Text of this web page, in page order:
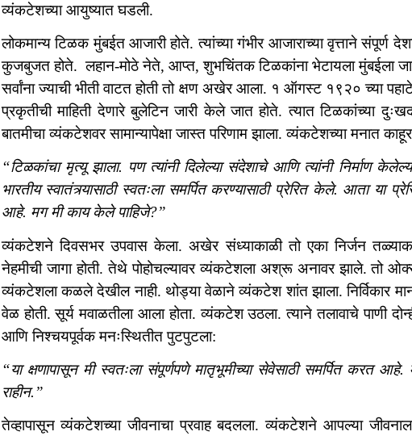
व्यंकटेशच्या आयुष्यात घडली.
लोकमान्य टिळक मुंबईत आजारी होते. त्यांच्या गंभीर आजाराच्या वृत्ताने संपूर्ण
कुजबुजत होते. लहान-मोठे नेते, आप्त, शुभचिंतक टिळकांना भेटायला मुंबईला
सर्वांना ज्याची भीती वाटत होती तो क्षण अखेर आला. १ ऑगस्ट १९२० च्या
प्रकृतीची माहिती देणारे बुलेटिन जारी केले जात होते. त्यात टिळकांच्या
बातमीचा व्यंकटेशवर सामान्यापेक्षा जास्त परिणाम झाला. व्यंकटेशच्या मनात
“टिळकांचा मृत्यू झाला. पण त्यांनी दिलेल्या संदेशाचे आणि त्यांनी निर्माण
भारतीय स्वातंत्र्यासाठी स्वतःला समर्पित करण्यासाठी प्रेरित केले. आता या
आहे. मग मी काय केले पाहिजे?”
व्यंकटेशने दिवसभर उपवास केला. अखेर संध्याकाळी तो एका निर्जन
नेहमीची जागा होती. तेथे पोहोचल्यावर व्यंकटेशला अश्रू अनावर झाले. तो
व्यंकटेशला कळले देखील नाही. थोड्या वेळाने व्यंकटेश शांत झाला. निर्विकार
वेळ होती. सूर्य मवाळतीला आला होता. व्यंकटेश उठला. त्याने तलावाचे पाणी
आणि निश्चयपूर्वक मनःस्थितीत पुटपुटला:
“या क्षणापासून मी स्वतःला संपूर्णपणे मातृभूमीच्या सेवेसाठी समर्पित करत आहे.
राहीन.”
तेव्हापासून व्यंकटेशच्या जीवनाचा प्रवाह बदलला. व्यंकटेशने आपल्या